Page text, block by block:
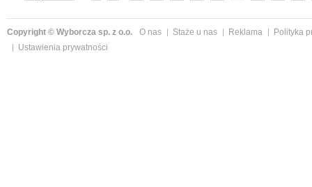
Copyright © Wyborcza sp. z o.o. O nas Staże u nas Reklama
Polityka
Ustawienia prywatności